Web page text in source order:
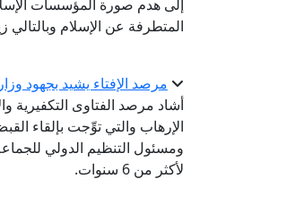
إلى هدم صورة المؤسسات
المتطرفة عن الإسلام وبالتالي
مرصد الإفتاء يشيد بجهود
أشاد مرصد الفتاوى التكفيرية
الإرهاب والتي توِّجت بإلقاء
ومسئول التنظيم الدولي
لأكثر من 6 سنوات.